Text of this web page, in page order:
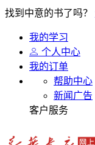
找到中意的书了吗？
我的学习
个人中心
我的订单
帮助中心
新闻广告
客户服务